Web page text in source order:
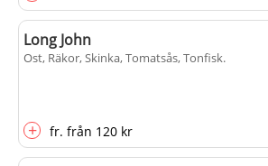
Long John
Ost, Räkor, Skinka, Tomatsås, Tonfisk.
+ fr. från 120 kr